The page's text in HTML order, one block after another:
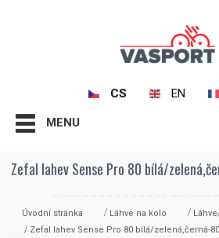
CS EN
MENU
Zefal lahev Sense Pro 80 bílá/
Úvodní stránka Láhve na kolo
Zefal lahev Sense Pro 80 bílá/zelená,černá-